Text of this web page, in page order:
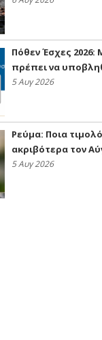
Πόθεν Έσχες 2026:
πρέπει να
5 Αυγ 2026
Ρεύμα: Ποια
ακριβότερα τον
5 Αυγ 2026